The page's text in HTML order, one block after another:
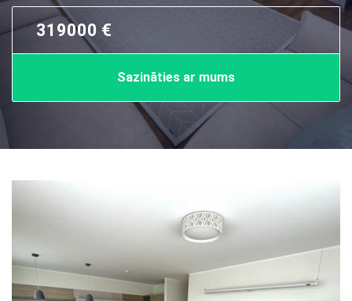
319000 €
Sazināties ar mums